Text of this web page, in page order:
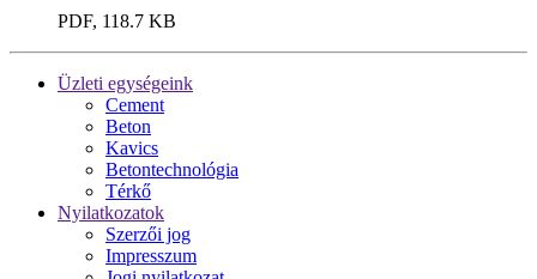
PDF, 118.7 KB
Üzleti egységeink
Cement
Beton
Kavics
Betontechnológia
Térkő
Nyilatkozatok
Szerzői jog
Impresszum